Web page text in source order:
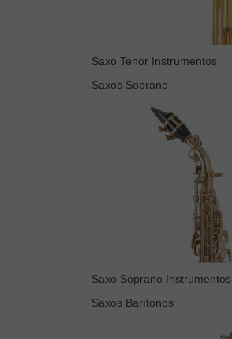
Saxo Tenor Instrumentos
Saxos Soprano
Saxo Soprano Instrumentos
Saxos Barítonos